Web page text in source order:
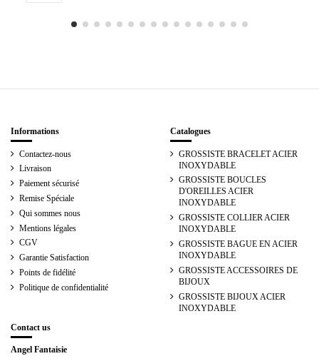
Informations
Contactez-nous
Livraison
Paiement sécurisé
Remise Spéciale
Qui sommes nous
Mentions légales
CGV
Garantie Satisfaction
Points de fidélité
Politique de confidentialité
Catalogues
GROSSISTE BRACELET ACIER
INOXYDABLE
GROSSISTE BOUCLES
D'OREILLES ACIER
INOXYDABLE
GROSSISTE COLLIER ACIER
INOXYDABLE
GROSSISTE BAGUE EN ACIER
INOXYDABLE
GROSSISTE ACCESSOIRES DE
BIJOUX
GROSSISTE BIJOUX ACIER
INOXYDABLE
Contact us
Angel Fantaisie